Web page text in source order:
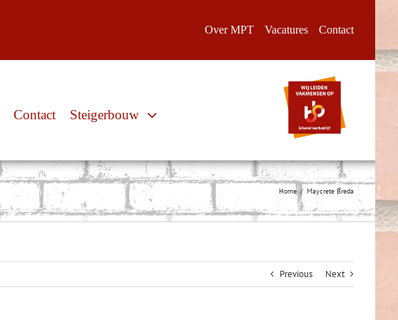
Over MPT Vacatures Contact
Contact Steigerbouw
Home Maycrete Breda
Previous Next